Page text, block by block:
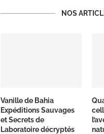
NOS
Vanille de Bahia
Expéditions Sauvages
et Secrets de
Laboratoire décryptés